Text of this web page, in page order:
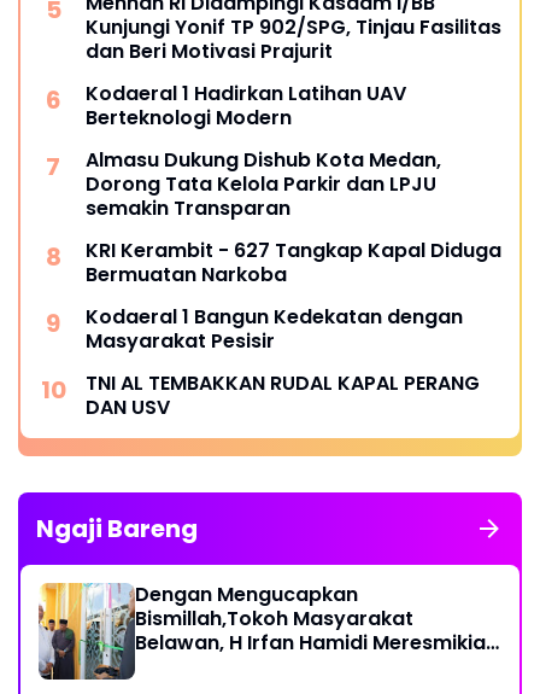
Kunjungi Yonif TP 902/SPG, Tinjau Fasilitas
dan Beri Motivasi Prajurit
Kodaeral 1 Hadirkan Latihan UAV
Berteknologi Modern
Almasu Dukung Dishub Kota Medan,
Dorong Tata Kelola Parkir dan LPJU
semakin Transparan
KRI Kerambit - 627 Tangkap Kapal Diduga
Bermuatan Narkoba
Kodaeral 1 Bangun Kedekatan dengan
Masyarakat Pesisir ‎
TNI AL TEMBAKKAN RUDAL KAPAL PERANG
DAN USV
Ngaji Bareng
Dengan Mengucapkan
Bismillah,Tokoh Masyarakat
Belawan, H Irfan Hamidi Meresmikian